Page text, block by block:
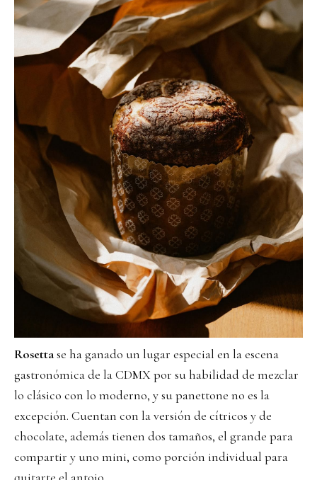
Rosettase ha ganado un lugar especial en la escena
gastronómica de la CDMX por su habilidad de mezclar
lo clásico con lo moderno, y su panettone no es la
excepción. Cuentan con la versión de cítricos y de
chocolate, además tienen dos tamaños, el grande para
compartir y uno mini, como porción individual para